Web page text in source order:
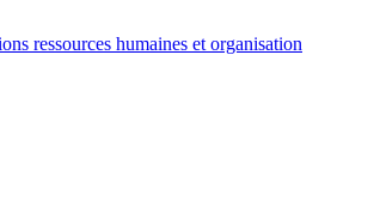
ressources humaines et organisation